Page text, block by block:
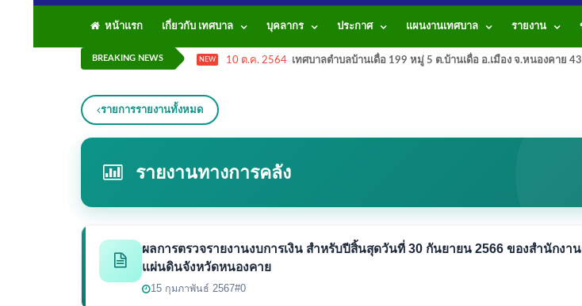
หน้าแรก เกี่ยวกับ เทศบาล บุคลากร ประกาศ แผนงานเทศบาล รายงาน
BREAKING NEWS NEW 10 ต.ค. 2564 เทศบาลตำบลบ้านเดื่อ 199 หมู่ 5 ต.บ้านเดื่อ อ.เมือง จ.หนองคาย
รายการรายงานทั้งหมด
รายงานทางการคลัง
ผลการตรวจรายงานงบการเงิน สำหรับปีสิ้นสุดวันที่ 30 กันยายน 2566 ของสำนักงาน
แผ่นดินจังหวัดหนองคาย
15 กุมภาพันธ์ 2567#0